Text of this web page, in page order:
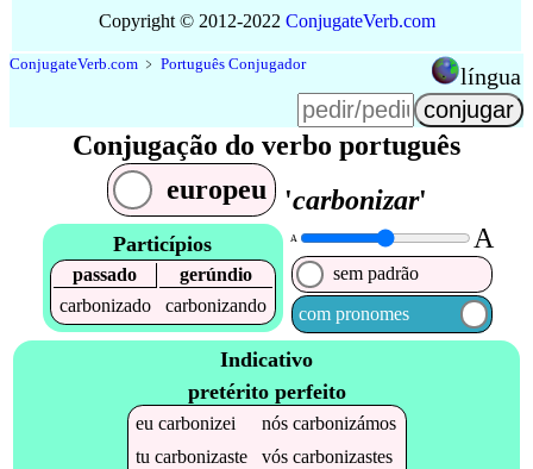
Copyright © 2012-2022 ConjugateVerb.com
ConjugateVerb com ﹥ Português Conjugador língua
Conjugação do verbo português
europeu
'carbonizar'
Particípios
passado
gerúndio
carbonizado
carbonizando
A A
sem padrão
com pronomes
Indicativo
pretérito perfeito
eucarbonizei nóscarbonizámos
tucarbonizaste vóscarbonizastes